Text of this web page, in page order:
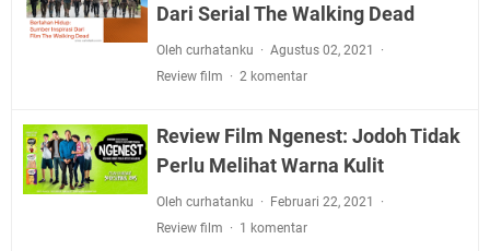
Dari Serial The Walking Dead
Oleh curhatanku
Agustus 02, 2021
Review film
2 komentar
Review Film Ngenest: Jodoh Tidak
Perlu Melihat Warna Kulit
Oleh curhatanku
Februari 22, 2021
Review film
1 komentar